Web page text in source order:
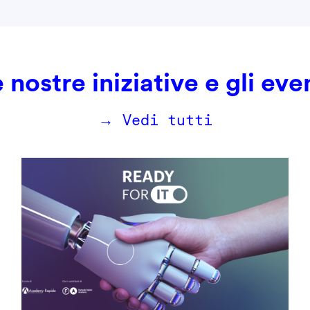
nostre iniziative e gli
→ Vedi tutti